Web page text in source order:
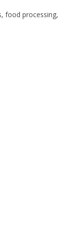
food processing,